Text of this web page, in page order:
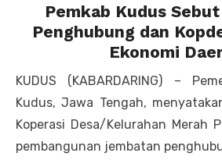
Pemkab Kudus
Penghubung dan
Ekonomi
KUDUS (KABARDARING) –
Kudus, Jawa Tengah,
Koperasi Desa/Kelurahan Merah
pembangunan jembatan